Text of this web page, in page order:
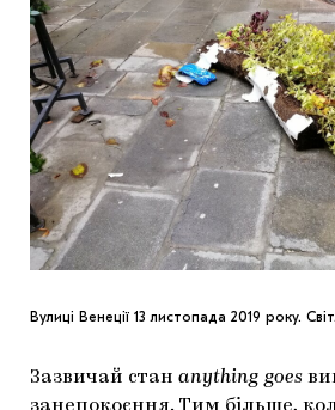
Вулиці Венеції 13 листопада 2019 року.
Зазвичай стан anything goes